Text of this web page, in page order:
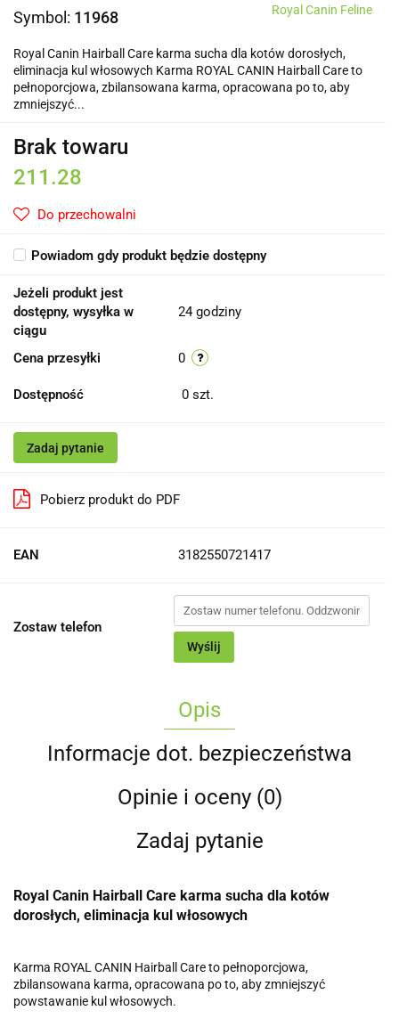
Symbol: 11968 Royal Canin Feline
Royal Canin Hairball Care karma sucha dla kotów dorosłych,
eliminacja kul włosowych Karma ROYAL CANIN Hairball Care to
pełnoporcjowa, zbilansowana karma, opracowana po to, aby
zmniejszyć...
Brak towaru
211.28
Do przechowalni
Powiadom gdy produkt będzie dostępny
Jeżeli produkt jest
dostępny, wysyłka w
ciągu
24 godziny
Cena przesyłki 0
Dostępność 0 szt.
Zadaj pytanie
Pobierz produkt do PDF
EAN 3182550721417
Zostaw telefon
Wyślij
Opis
Informacje dot. bezpieczeństwa
Opinie i oceny (0)
Zadaj pytanie
Royal Canin Hairball Care karma sucha dla kotów
dorosłych, eliminacja kul włosowych
Karma ROYAL CANIN Hairball Care to pełnoporcjowa,
zbilansowana karma, opracowana po to, aby zmniejszyć
powstawanie kul włosowych.